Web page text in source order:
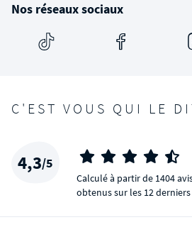
Nos réseaux sociaux
C'EST VOUS QUI LE
4,3/5
Calculé à partir de 1404
obtenus sur les 12